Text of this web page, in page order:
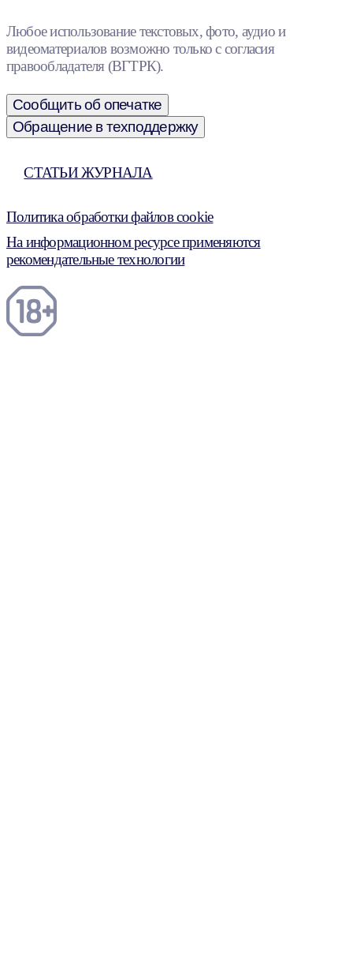
Любое использование текстовых, фото, аудио и
видеоматериалов возможно только с согласия
правообладателя (ВГТРК).
Сообщить об опечатке
Обращение в техподдержку
СТАТЬИ ЖУРНАЛА
Политика обработки файлов cookie
На информационном ресурсе применяются
рекомендательные технологии